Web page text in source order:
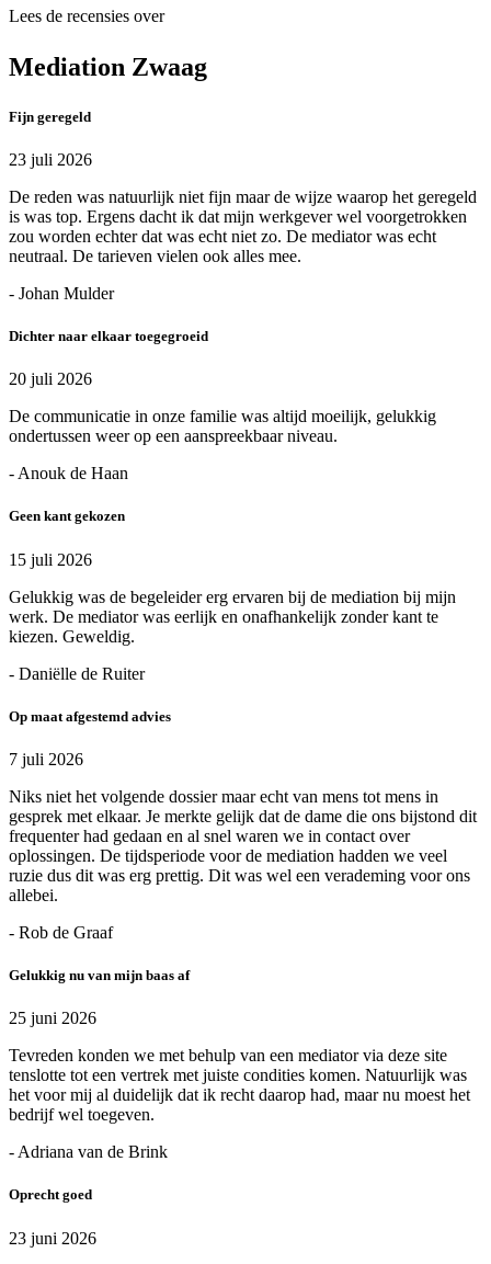
Lees de recensies over
Mediation Zwaag
Fijn geregeld
23 juli 2026
De reden was natuurlijk niet fijn maar de wijze waarop het geregeld
is was top. Ergens dacht ik dat mijn werkgever wel voorgetrokken
zou worden echter dat was echt niet zo. De mediator was echt
neutraal. De tarieven vielen ook alles mee.
- Johan Mulder
Dichter naar elkaar toegegroeid
20 juli 2026
De communicatie in onze familie was altijd moeilijk, gelukkig
ondertussen weer op een aanspreekbaar niveau.
- Anouk de Haan
Geen kant gekozen
15 juli 2026
Gelukkig was de begeleider erg ervaren bij de mediation bij mijn
werk. De mediator was eerlijk en onafhankelijk zonder kant te
kiezen. Geweldig.
- Daniëlle de Ruiter
Op maat afgestemd advies
7 juli 2026
Niks niet het volgende dossier maar echt van mens tot mens in
gesprek met elkaar. Je merkte gelijk dat de dame die ons bijstond dit
frequenter had gedaan en al snel waren we in contact over
oplossingen. De tijdsperiode voor de mediation hadden we veel
ruzie dus dit was erg prettig. Dit was wel een verademing voor ons
allebei.
- Rob de Graaf
Gelukkig nu van mijn baas af
25 juni 2026
Tevreden konden we met behulp van een mediator via deze site
tenslotte tot een vertrek met juiste condities komen. Natuurlijk was
het voor mij al duidelijk dat ik recht daarop had, maar nu moest het
bedrijf wel toegeven.
- Adriana van de Brink
Oprecht goed
23 juni 2026